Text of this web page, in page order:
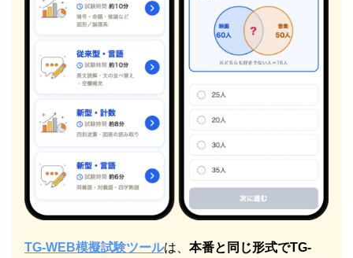
TG-WEB模擬試験ツールは、 本番と同じ形式でTG-